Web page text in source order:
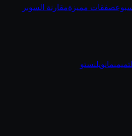
صفقات مميزةمقارنة السوبر
مانويلنستو